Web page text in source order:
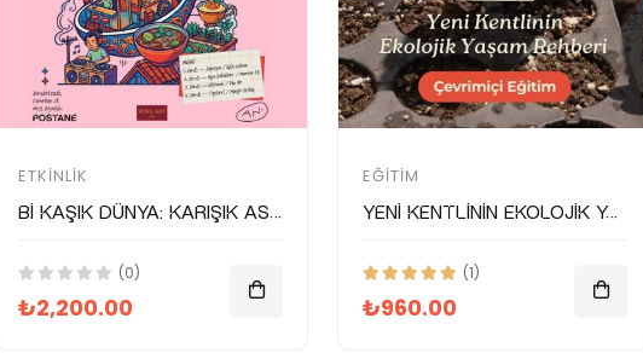
ETKINLIK
Bi Kaşık Dünya: Karışık Asya Mutfağı
(0)
₺2,200.00
EĞITIM
Yeni Kentlinin Ekolojik Yaşam Rehberi
(1)
₺960.00